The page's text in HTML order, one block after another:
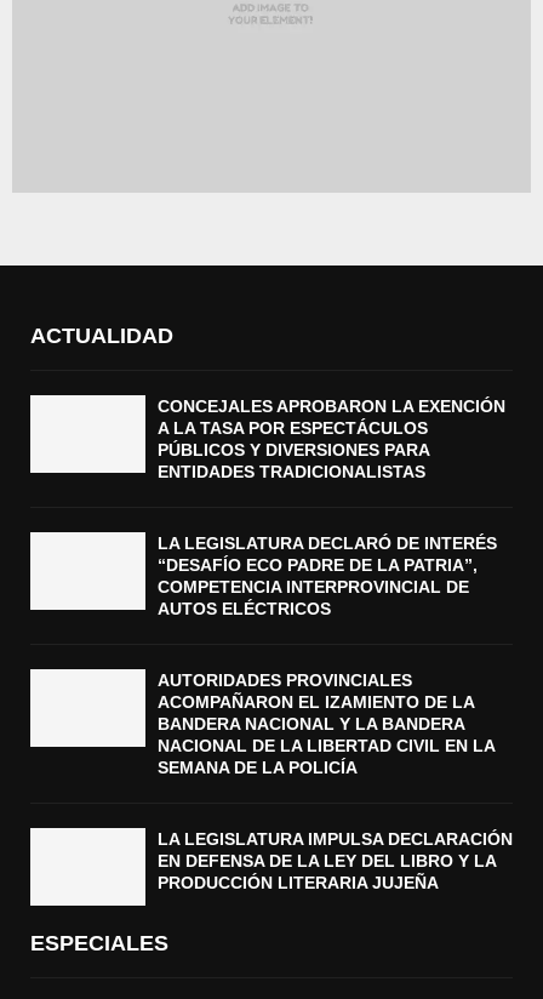
ACTUALIDAD
CONCEJALES APROBARON LA EXENCIÓN
A LA TASA POR ESPECTÁCULOS
PÚBLICOS Y DIVERSIONES PARA
ENTIDADES TRADICIONALISTAS
LA LEGISLATURA DECLARÓ DE INTERÉS
“DESAFÍO ECO PADRE DE LA PATRIA”,
COMPETENCIA INTERPROVINCIAL DE
AUTOS ELÉCTRICOS
AUTORIDADES PROVINCIALES
ACOMPAÑARON EL IZAMIENTO DE LA
BANDERA NACIONAL Y LA BANDERA
NACIONAL DE LA LIBERTAD CIVIL EN LA
SEMANA DE LA POLICÍA
LA LEGISLATURA IMPULSA DECLARACIÓN
EN DEFENSA DE LA LEY DEL LIBRO Y LA
PRODUCCIÓN LITERARIA JUJEÑA
ESPECIALES